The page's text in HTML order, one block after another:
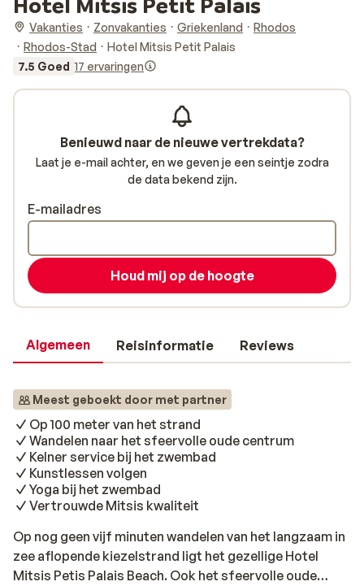
Vakanties Zonvakanties Griekenland
Rhodos
Rhodos-Stad
Hotel Mitsis Petit Palais
7.5 Goed 17 ervaringen
Algemeen Reisinformatie Reviews
Meest geboekt door met partner
Op 100 meter van het strand
Wandelen naar het sfeervolle oude centrum
Kelner service bij het zwembad
Kunstlessen volgen
Yoga bij het zwembad
Vertrouwde Mitsis kwaliteit
Op nog geen vijf minuten wandelen van het langzaam in
zee aflopende kiezelstrand ligt het gezellige Hotel
Mitsis Petis Palais Beach. Ook het sfeervolle oude
Benieuwd naar de nieuwe vertrekdata?
Laat je e-mail achter, en we geven je een seintje zodra
de data bekend zijn.
E-mailadres
Houd mij op de hoogte